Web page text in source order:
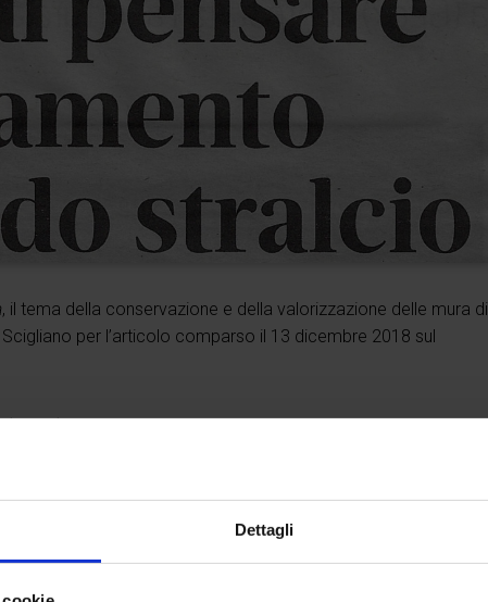
Dettagli
, il tema della conservazione e della valorizzazione delle mura di
per l’articolo comparso il 13 dicembre 2018 sul
Padova #mura